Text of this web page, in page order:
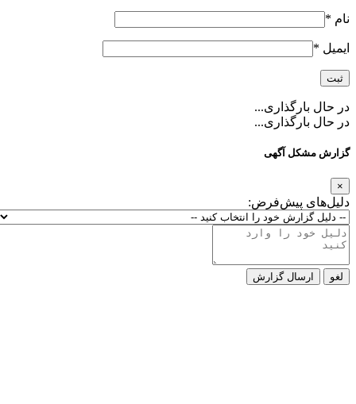
نام *
ایمیل *
در حال بارگذاری...
در حال بارگذاری...
گزارش مشکل آگهی
×
دلیل‌های پیش‌فرض:
لغو ارسال گزارش